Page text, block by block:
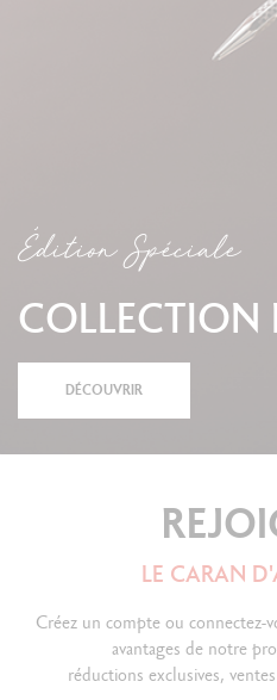
Édition Spéciale
COLLECTION
DÉCOUVRIR
LE CARAN
Créez un compte ou connectez-
avantages de notre
réductions exclusives,